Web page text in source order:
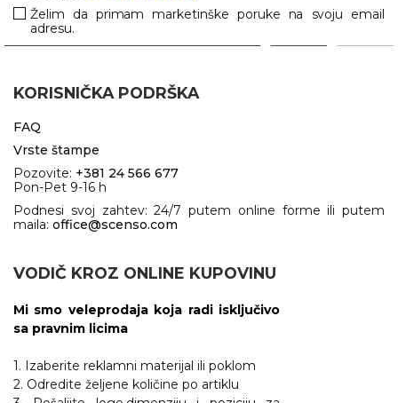
Želim da primam marketinške poruke na svoju email
adresu.
KORISNIČKA PODRŠKA
FAQ
Vrste štampe
Pozovite: +381 24 566 677
Pon-Pet 9-16 h
Podnesi svoj zahtev: 24/7 putem online forme ili putem
maila: office@scenso.com
VODIČ KROZ ONLINE KUPOVINU
Mi smo veleprodaja koja radi isključivo
sa pravnim licima
1. Izaberite reklamni materijal ili poklom
2. Odredite željene količine po artiklu